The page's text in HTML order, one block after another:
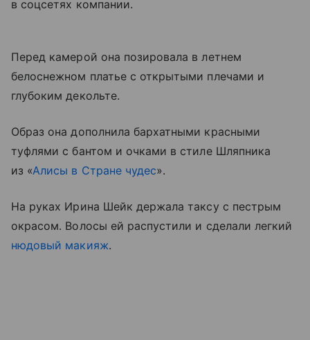
в соцсетях компании.
Перед камерой она позировала в летнем
белоснежном платье с открытыми плечами и
глубоким декольте.
Образ она дополнила бархатными красными
туфлями с бантом и очками в стиле Шляпника
из «Алисы в Стране чудес».
На руках Ирина Шейк держала таксу с пестрым
окрасом. Волосы ей распустили и сделали легкий
нюдовый макияж.